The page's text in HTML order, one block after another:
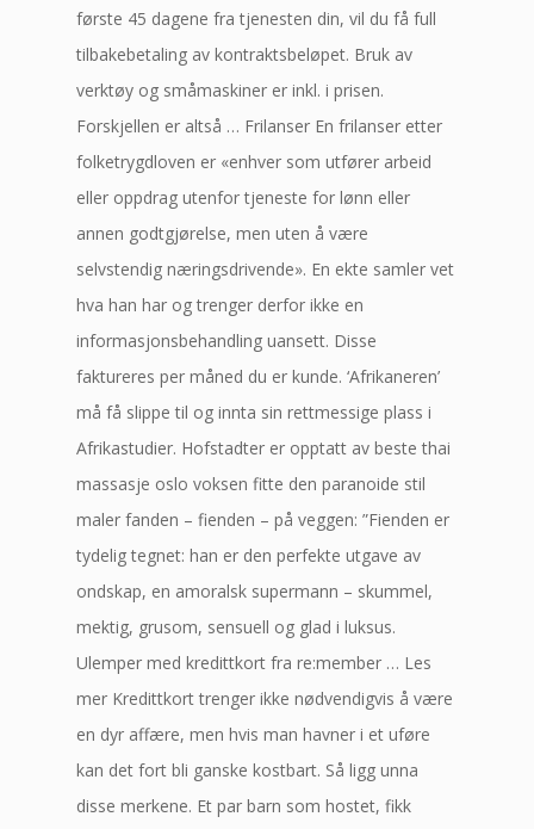
første 45 dagene fra tjenesten din, vil du få full
tilbakebetaling av kontraktsbeløpet. Bruk av
verktøy og småmaskiner er inkl. i prisen.
Forskjellen er altså … Frilanser En frilanser etter
folketrygdloven er «enhver som utfører arbeid
eller oppdrag utenfor tjeneste for lønn eller
annen godtgjørelse, men uten å være
selvstendig næringsdrivende». En ekte samler vet
hva han har og trenger derfor ikke en
informasjonsbehandling uansett. Disse
faktureres per måned du er kunde. ‘Afrikaneren’
må få slippe til og innta sin rettmessige plass i
Afrikastudier. Hofstadter er opptatt av beste thai
massasje oslo voksen fitte den paranoide stil
maler fanden – fienden – på veggen: ”Fienden er
tydelig tegnet: han er den perfekte utgave av
ondskap, en amoralsk supermann – skummel,
mektig, grusom, sensuell og glad i luksus.
Ulemper med kredittkort fra re:member … Les
mer Kredittkort trenger ikke nødvendigvis å være
en dyr affære, men hvis man havner i et uføre
kan det fort bli ganske kostbart. Så ligg unna
disse merkene. Et par barn som hostet, fikk